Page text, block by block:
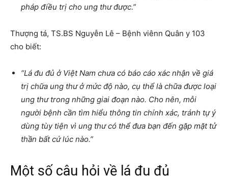
pháp điều trị cho ung thư được.”
Thượng tá, TS.BS Nguyễn Lê – Bệnh viênn Quân y 103
cho biết:
“Lá đu đủ ở Việt Nam chưa có báo cáo xác nhận về giá
trị chữa ung thư ở mức độ nào, cụ thể là chữa được loại
ung thư trong những giai đoạn nào. Cho nên, mỗi
người bệnh cần tìm hiểu thông tin chính xác, tránh tự ý
dùng tùy tiện vì ung thư có thể đưa bạn đến gặp mặt tử
thần bất cứ lúc nào.”
Một số câu hỏi về lá đu đủ